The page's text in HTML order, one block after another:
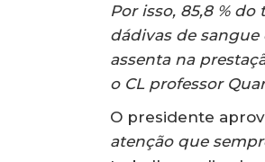
Por isso, 85,8 %
dádivas de sangue
assenta na
o CL professor
O presidente
atenção que